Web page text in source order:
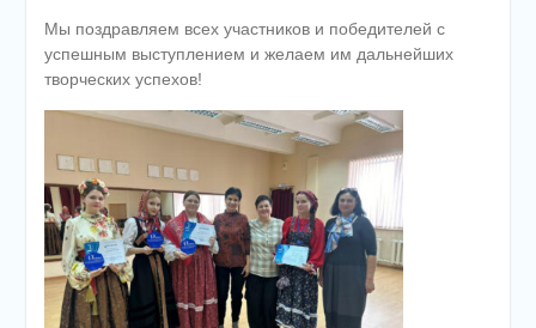
Мы поздравляем всех участников и победителей с
успешным выступлением и желаем им дальнейших
творческих успехов!